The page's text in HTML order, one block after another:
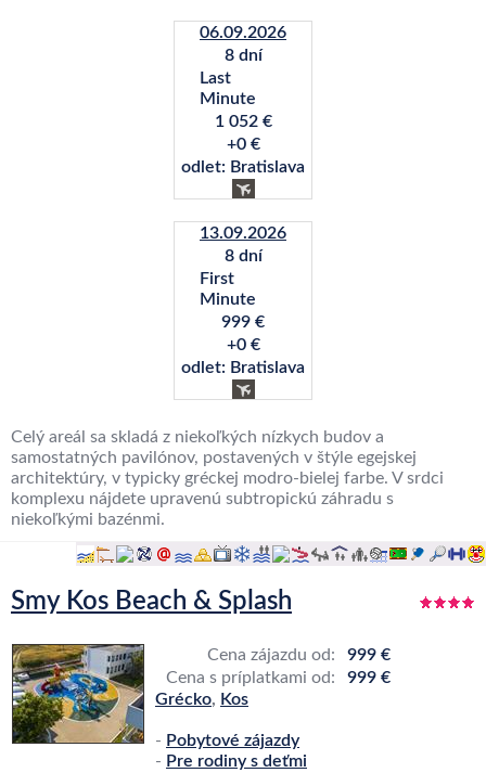
06.09.2026
8 dní
Last
Minute
1 052 €
+0 €
odlet: Bratislava
13.09.2026
8 dní
First
Minute
999 €
+0 €
odlet: Bratislava
Celý areál sa skladá z niekoľkých nízkych budov a
samostatných pavilónov, postavených v štýle egejskej
architektúry, v typicky gréckej modro-bielej farbe. V srdci
komplexu nájdete upravenú subtropickú záhradu s
niekoľkými bazénmi.
Smy Kos Beach & Splash
Cena zájazdu od:
999 €
Cena s príplatkami od:
999 €
Grécko, Kos
- Pobytové zájazdy
- Pre rodiny s deťmi